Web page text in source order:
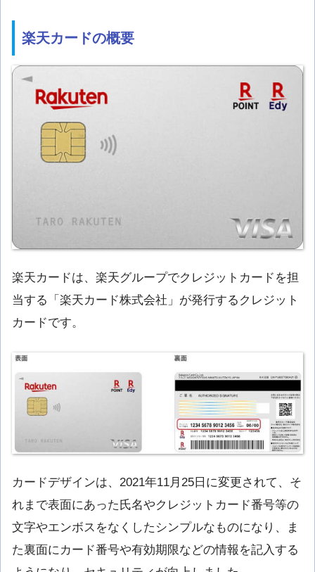
楽天カードの概要
楽天カードは、楽天グループでクレジットカードを担
当する「楽天カード株式会社」が発行するクレジット
カードです。
カードデザインは、2021年11月25日に変更されて、そ
れまで表面にあった氏名やクレジットカード番号等の
文字やエンボスをなくしたシンプルなものになり、ま
た裏面にカード番号や有効期限などの情報を記入する